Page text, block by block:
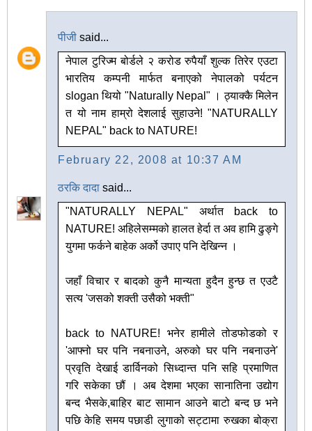
पीजी said...
नेपाल टुरिज्म बोर्डले २ करोड रुपैयाँ शुल्क तिरेर एउटा
भारतिय कम्पनी मार्फत बनाएको नेपालको पर्यटन
slogan थियो "Naturally Nepal" । ठ्याक्कै मिलेन
त यो नाम हाम्रो देशलाई सुहाउने! "NATURALLY
NEPAL" back to NATURE!
February 22, 2008 at 10:37 AM
ठरकि दादा said...
"NATURALLY NEPAL" अर्थात back to
NATURE! अहिलेसम्मको हालत हेर्दा त अव हामि ढुङ्गे
युगमा फर्कने बाहेक अर्को उपाए पनि देखिन्न ।
जहाँ विचार र बादको कुनै मान्यता हुदैन हुन्छ त एउटै
सत्य 'जसको शक्ती उसैको भक्ती"
back to NATURE! भनेर हामीले तोडफोडको र
'आफ्नो घर पनि नबनाउने, अरुको घर पनि नबनाउने'
प्रवृति देखाई डार्विनको सिध्दान्त पनि सहि प्रमाणित
गरि सकेका छौं । अब देशमा भएका सानातिना उद्योग
बन्द भैसके,बाहिर बाट सामान आउने बाटो बन्द छ भने
पछि केहि समय पछाडी लुगाको सट्टामा रुखका बोक्रा